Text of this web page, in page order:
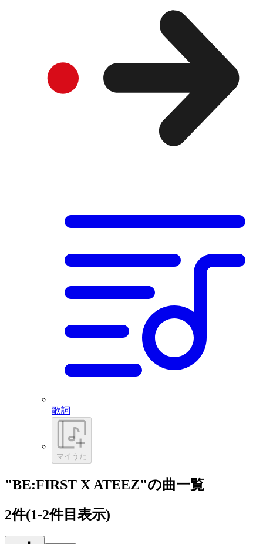
歌詞
マイうた
"BE:FIRST X ATEEZ"の曲一覧
2件(1-2件目表示)